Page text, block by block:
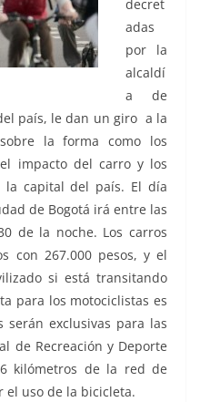
decret
adas
por la
alcaldí
a de
país, le dan un giro a la
la forma como los
impacto del carro y los
la capital del país. El día
de Bogotá irá entre las
de la noche. Los carros
con 267.000 pesos, y el
si está transitando
para los motociclistas es
serán exclusivas para las
de Recreación y Deporte
kilómetros de la red de
uso de la bicicleta.